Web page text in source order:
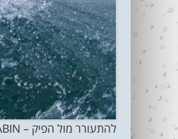
להתעורר מול הפיק – SWELLCABIN